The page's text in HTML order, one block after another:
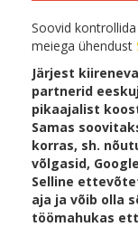
Soovid
meiega ühendust
Järjest
partnerid
pikaajalist
Samas
korras, sh.
võlgasid,
Selline
aja ja võib olla
töömahukas